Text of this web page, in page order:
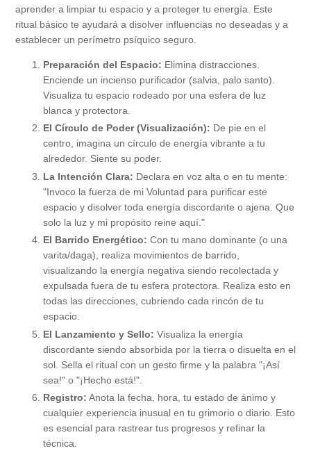
aprender a limpiar tu espacio y a proteger tu energía. Este
ritual básico te ayudará a disolver influencias no deseadas y a
establecer un perímetro psíquico seguro.
Preparación del Espacio: Elimina distracciones.
Enciende un incienso purificador (salvia, palo santo).
Visualiza tu espacio rodeado por una esfera de luz
blanca y protectora.
El Círculo de Poder (Visualización): De pie en el
centro, imagina un círculo de energía vibrante a tu
alrededor. Siente su poder.
La Intención Clara: Declara en voz alta o en tu mente:
"Invoco la fuerza de mi Voluntad para purificar este
espacio y disolver toda energía discordante o ajena. Que
solo la luz y mi propósito reine aquí."
El Barrido Energético: Con tu mano dominante (o una
varita/daga), realiza movimientos de barrido,
visualizando la energía negativa siendo recolectada y
expulsada fuera de tu esfera protectora. Realiza esto en
todas las direcciones, cubriendo cada rincón de tu
espacio.
El Lanzamiento y Sello: Visualiza la energía
discordante siendo absorbida por la tierra o disuelta en el
sol. Sella el ritual con un gesto firme y la palabra "¡Así
sea!" o "¡Hecho está!".
Registro: Anota la fecha, hora, tu estado de ánimo y
cualquier experiencia inusual en tu grimorio o diario. Esto
es esencial para rastrear tus progresos y refinar la
técnica.